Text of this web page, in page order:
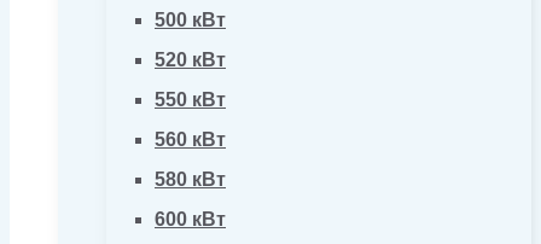
500 кВт
520 кВт
550 кВт
560 кВт
580 кВт
600 кВт